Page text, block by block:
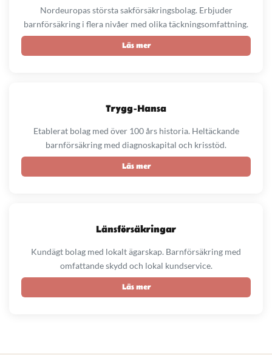
Nordeuropas största sakförsäkringsbolag. Erbjuder
barnförsäkring i flera nivåer med olika täckningsomfattning.
Läs mer
Trygg-Hansa
Etablerat bolag med över 100 års historia. Heltäckande
barnförsäkring med diagnoskapital och krisstöd.
Läs mer
Länsförsäkringar
Kundägt bolag med lokalt ägarskap. Barnförsäkring med
omfattande skydd och lokal kundservice.
Läs mer